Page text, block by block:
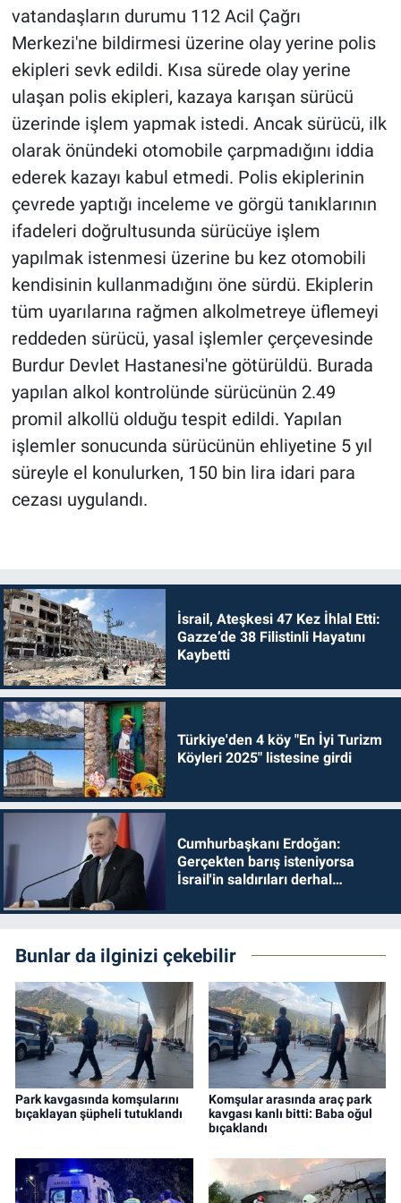
vatandaşların durumu 112 Acil Çağrı
Merkezi'ne bildirmesi üzerine olay yerine polis
ekipleri sevk edildi. Kısa sürede olay yerine
ulaşan polis ekipleri, kazaya karışan sürücü
üzerinde işlem yapmak istedi. Ancak sürücü, ilk
olarak önündeki otomobile çarpmadığını iddia
ederek kazayı kabul etmedi. Polis ekiplerinin
çevrede yaptığı inceleme ve görgü tanıklarının
ifadeleri doğrultusunda sürücüye işlem
yapılmak istenmesi üzerine bu kez otomobili
kendisinin kullanmadığını öne sürdü. Ekiplerin
tüm uyarılarına rağmen alkolmetreye üflemeyi
reddeden sürücü, yasal işlemler çerçevesinde
Burdur Devlet Hastanesi'ne götürüldü. Burada
yapılan alkol kontrolünde sürücünün 2.49
promil alkollü olduğu tespit edildi. Yapılan
işlemler sonucunda sürücünün ehliyetine 5 yıl
süreyle el konulurken, 150 bin lira idari para
cezası uygulandı.
İsrail, Ateşkesi 47 Kez İhlal Etti:
Gazze’de 38 Filistinli Hayatını
Kaybetti
Türkiye'den 4 köy "En İyi Turizm
Köyleri 2025" listesine girdi
Cumhurbaşkanı Erdoğan:
Gerçekten barış isteniyorsa
İsrail'in saldırıları derhal
Bunlar da ilginizi çekebilir
Park kavgasında komşularını
bıçaklayan şüpheli tutuklandı
Komşular arasında araç park
kavgası kanlı bitti: Baba oğul
bıçaklandı